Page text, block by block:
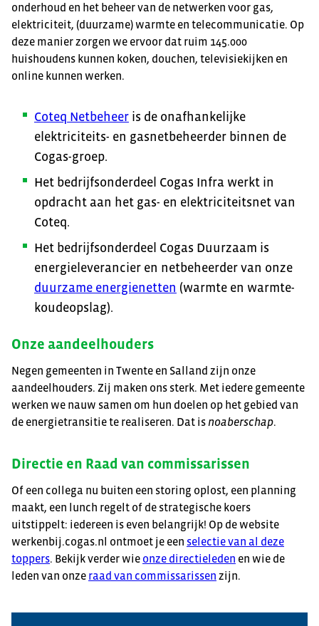
onderhoud en het beheer van de netwerken voor gas,
elektriciteit, (duurzame) warmte en telecommunicatie. Op
deze manier zorgen we ervoor dat ruim 145.000
huishoudens kunnen koken, douchen, televisiekijken en
online kunnen werken.
Coteq Netbeheer is de onafhankelijke
elektriciteits- en gasnetbeheerder binnen de
Cogas-groep.
Het bedrijfsonderdeel Cogas Infra werkt in
opdracht aan het gas- en elektriciteitsnet van
Coteq.
Het bedrijfsonderdeel Cogas Duurzaam is
energieleverancier en netbeheerder van onze
duurzame energienetten (warmte en warmte-
koudeopslag).
Onze aandeelhouders
Negen gemeenten in Twente en Salland zijn onze
aandeelhouders. Zij maken ons sterk. Met iedere gemeente
werken we nauw samen om hun doelen op het gebied van
de energietransitie te realiseren. Dat is noaberschap.
Directie en Raad van commissarissen
Of een collega nu buiten een storing oplost, een planning
maakt, een lunch regelt of de strategische koers
uitstippelt: iedereen is even belangrijk! Op de website
werkenbij.cogas.nl ontmoet je een selectie van al deze
toppers. Bekijk verder wie onze directieleden en wie de
leden van onze raad van commissarissen zijn.